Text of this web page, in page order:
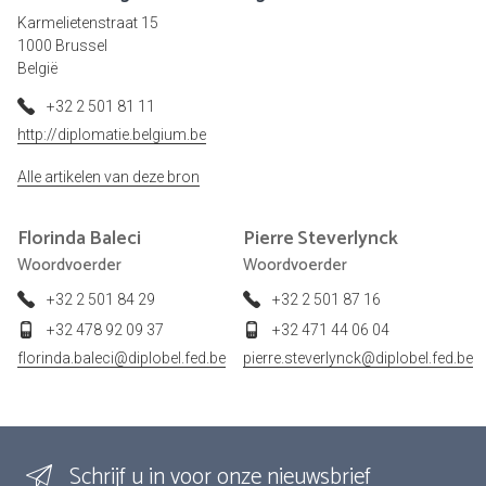
Karmelietenstraat 15
1000 Brussel
België
+32 2 501 81 11
http://diplomatie.belgium.be
Alle artikelen van deze bron
Florinda Baleci
Woordvoerder
+32 2 501 84 29
+32 478 92 09 37
florinda.baleci@diplobel.fed.be
PierreSteverlynck
Woordvoerder
+32 2 501 87 16
+32 471 44 06 04
pierre.steverlynck@diplobel.fed.be
Schrijf u in voor onze nieuwsbrief